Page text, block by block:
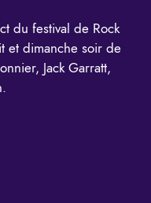
du festival de Rock
et dimanche soir de
, Jack Garratt,